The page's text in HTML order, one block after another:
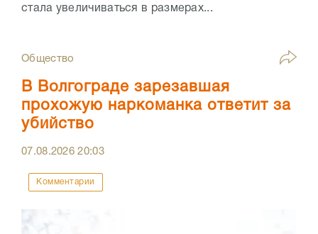
стала увеличиваться в размерах...
Общество
В Волгограде зарезавшая
прохожую наркоманка ответит за
убийство
07.08.202620:03
Комментарии